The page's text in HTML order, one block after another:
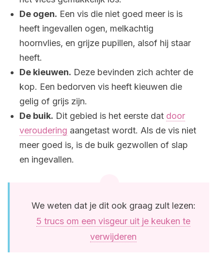
De ogen. Een vis die niet goed meer is is
heeft ingevallen ogen, melkachtig
hoornvlies, en grijze pupillen, alsof hij staar
heeft.
De kieuwen. Deze bevinden zich achter de
kop. Een bedorven vis heeft kieuwen die
gelig of grijs zijn.
De buik. Dit gebied is het eerste dat door
veroudering aangetast wordt. Als de vis niet
meer goed is, is de buik gezwollen of slap
en ingevallen.
We weten dat je dit ook graag zult lezen:
5 trucs om een visgeur uit je keuken te
verwijderen